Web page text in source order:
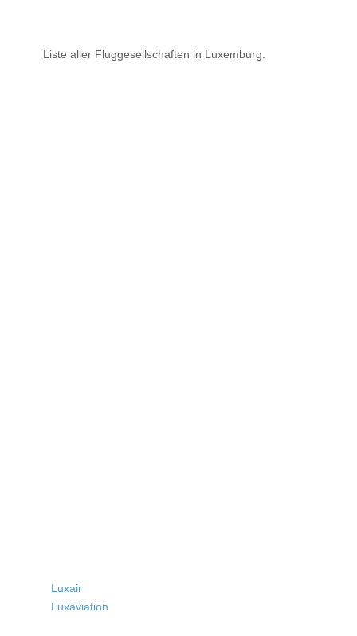
Liste aller Fluggesellschaften in Luxemburg.
Luxair
Luxaviation